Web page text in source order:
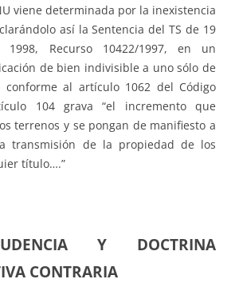
viene determinada por la inexistencia
así la Sentencia del TS de 19
Recurso 10422/1997, en un
de bien indivisible a uno sólo de
conforme al artículo 1062 del Código
104 grava “el incremento que
terrenos y se pongan de manifiesto a
transmisión de la propiedad de los
título….”
Y DOCTRINA
CONTRARIA